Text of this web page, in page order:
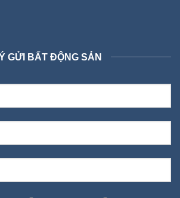
GỬI BẤT ĐỘNG SẢN